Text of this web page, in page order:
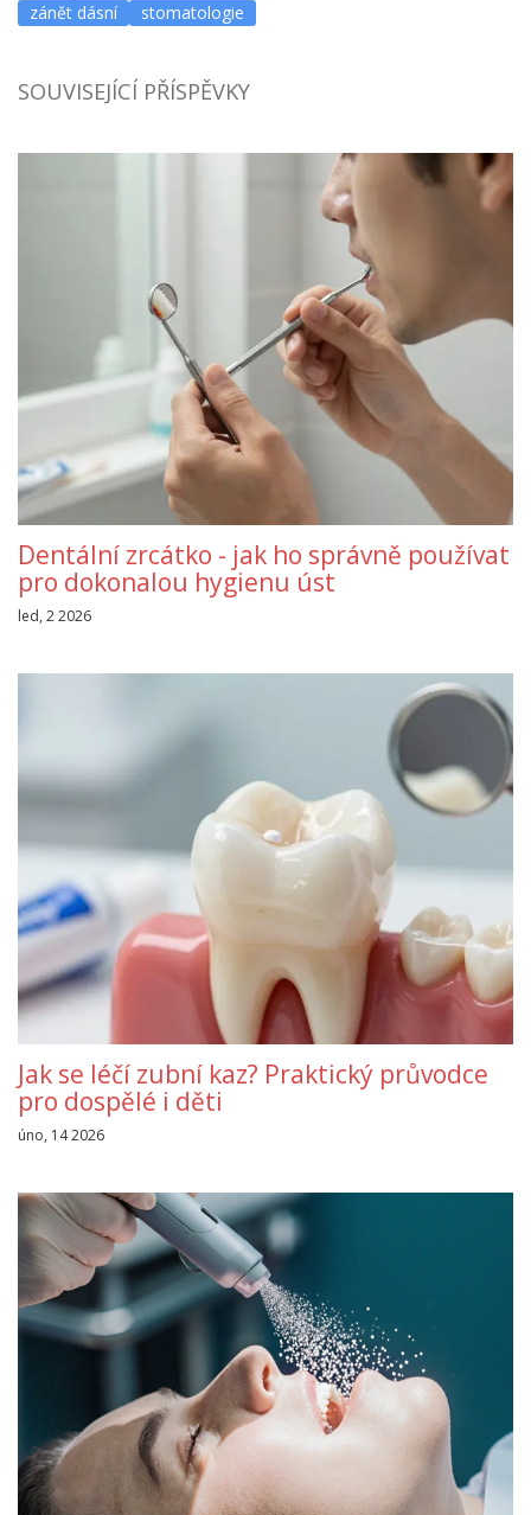
zánět dásní
stomatologie
SOUVISEJÍCÍ PŘÍSPĚVKY
Dentální zrcátko - jak ho správně používat
pro dokonalou hygienu úst
led, 2 2026
Jak se léčí zubní kaz? Praktický průvodce
pro dospělé i děti
úno, 14 2026